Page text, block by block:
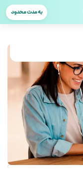
به مدت محدود